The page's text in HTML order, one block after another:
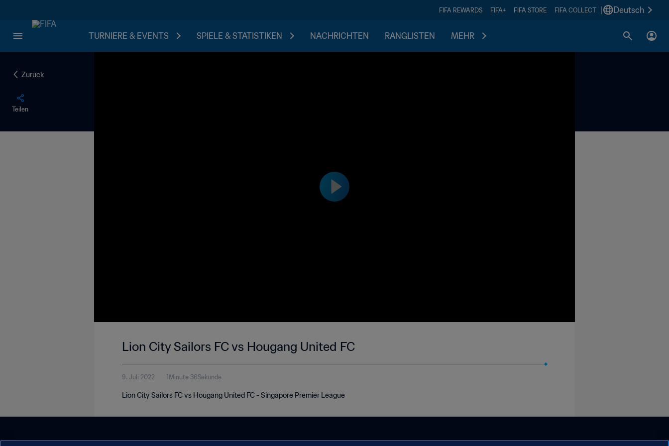
FIFA REWARDS FIFA+ FIFA STORE FIFA COLLECT Deutsch
TURNIERE & EVENTS SPIELE & STATISTIKEN NACHRICHTEN RANGLISTEN MEHR
Zurück
Teilen
Lion City Sailors FC vs Hougang United FC
9. Juli 2022 1Minute 36Sekunde
Lion City Sailors FC vs Hougang United FC - Singapore Premier League